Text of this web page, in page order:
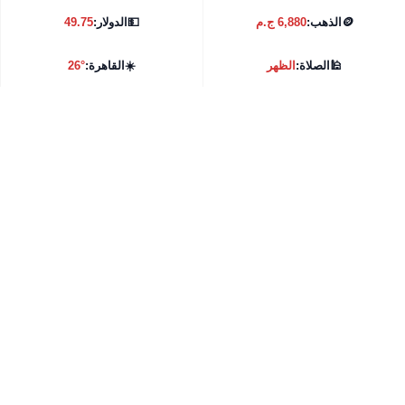
🪙 الذهب:6,880 ج.م 💵الدولار:49.75
🕌الصلاة:الظهر ☀️القاهرة:26°